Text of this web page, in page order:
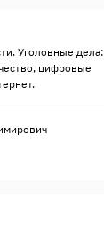
Уголовные дела:
цифровые